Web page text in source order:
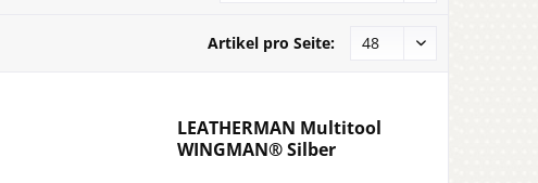
Artikel pro Seite:
LEATHERMAN Multitool
WINGMAN® Silber